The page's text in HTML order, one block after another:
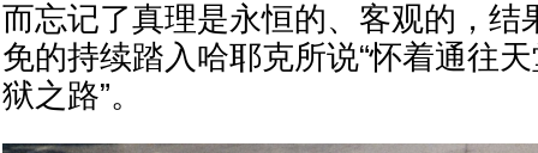
而忘记了真理是永恒的、客观的，结
免的持续踏入哈耶克所说“怀着通往
狱之路”。